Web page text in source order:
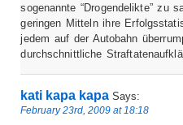
sogenannte “Drogendelikte” zu
geringen Mitteln ihre
jedem auf der Autobahn
durchschnittliche
kati kapa kapa Says:
February 23rd, 2009 at 18:18